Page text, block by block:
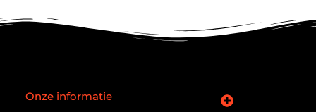
Onze informatie